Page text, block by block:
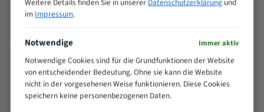
PRODUKT ANSEHEN PRODUKT ANSEHEN
Weitere Details finden Sie in unserer Datenschutzerklärungund
im Impressum.
Notwendige Immer aktiv
Notwendige Cookies sind für die Grundfunktionen der Website
von entscheidender Bedeutung. Ohne sie kann die Website
nicht in der vorgesehenen Weise funktionieren. Diese Cookies
speichern keine personenbezogenen Daten.